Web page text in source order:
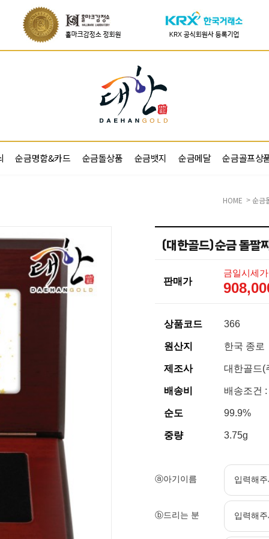
순금명함&카드 순금돌상품 순금뱃지 순금메달 순금골프상
HOME > 순금
(대한골드)순금 돌팔
판매가
금일시세
상품코드 366
원산지 한국 종로
제조사 대한골드(
배송비 배송조건
순도 99.9%
중량 3.75g
ⓐ아기이름
ⓑ드리는 분